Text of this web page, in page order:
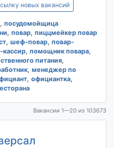
новых вакансий
, посудомойщица
, повар, пиццмейкер повар
, шеф-повар, повар-
кассир, помощник повара,
питания,
, менеджер по
, официантка,
Вакансии 1—20 из 103673